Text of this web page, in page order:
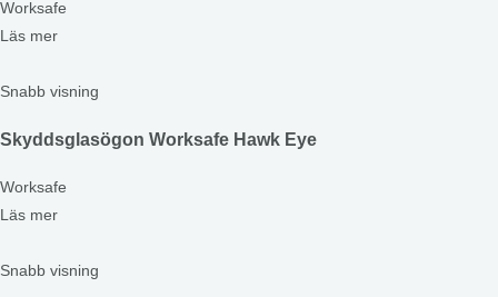
Worksafe
Läs mer
Snabb visning
Skyddsglasögon Worksafe Hawk Eye
Worksafe
Läs mer
Snabb visning